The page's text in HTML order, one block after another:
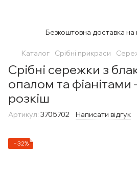
Безкоштовна доставка на
Каталог Срібні прикраси
Срібні сережки з
опалом та фіанітами
розкіш
Артикул: 3705702 Написати відгук
−32%